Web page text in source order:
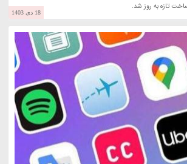
تازه به روز شد.
18 دی 1403